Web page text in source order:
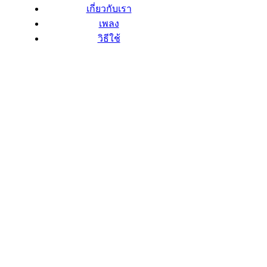
เกี่ยวกับเรา
เพลง
วิธีใช้